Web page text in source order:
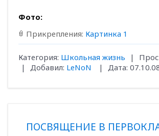
Фото:
Прикрепления: Картинка 1
Категория: Школьная жизнь |
|
Добавил: LeNoN | Дата:
ПОСВЯЩЕНИЕ В